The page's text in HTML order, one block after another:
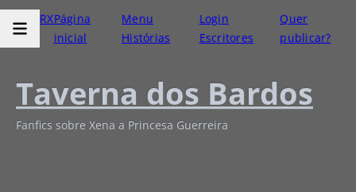
RXPágina
inicial
Menu
Histórias
Login
Escritores
Quer
publicar?
Taverna dos Bardos
Fanfics sobre Xena a Princesa Guerreira